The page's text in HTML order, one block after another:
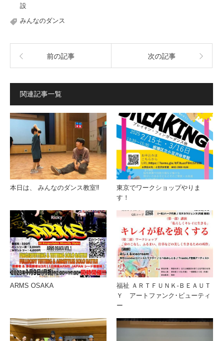
設
みんなのダンス
前の記事 次の記事
関連記事一覧
本日は、 みんなのダンス教室‼️
東京でワークショップやりま
す！
ARMS OSAKA
福祉 ＡＲＴＦＵＮＫ-ＢＥＡＵＴ
Ｙ アートファンク･ビューティ
ー